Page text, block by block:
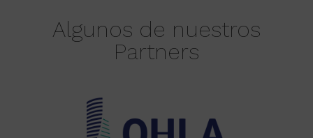
Algunos de nuestros
Partners